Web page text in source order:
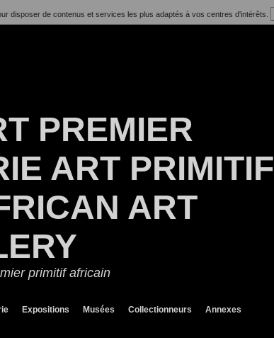
disposer de contenus et services les plus adaptés à vos centres d'intérêts.
PREMIER
ART PRIMITIF
ART
primitif africain
Expositions Musées Collectionneurs Annexes